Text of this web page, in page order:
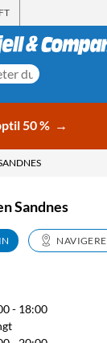
50 % →
Sandnes
NAVIGERE
- 18:00